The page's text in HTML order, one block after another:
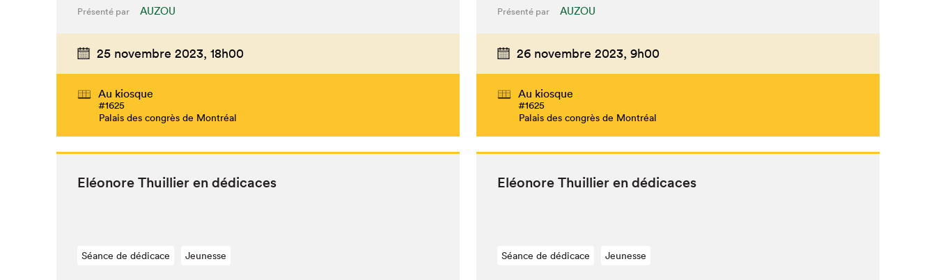
Présenté par AUZOU
25 novembre 2023, 18h00
Au kiosque
#1625
Palais des congrès de Montréal
Présenté par AUZOU
26 novembre 2023, 9h00
Au kiosque
#1625
Palais des congrès de Montréal
Eléonore Thuil­li­er en dédicaces
Séance de dédicace Jeunesse
Eléonore Thuil­li­er en dédicaces
Séance de dédicace Jeunesse